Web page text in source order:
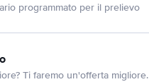
programmato per il prelievo
Ti faremo un'offerta migliore.